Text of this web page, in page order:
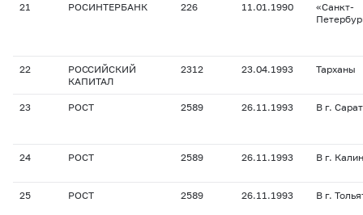
21 РОСИНТЕРБАНК 226 11.01.1990
«Санкт-
22
РОССИЙСКИЙ
КАПИТАЛ
2312 23.04.1993 Тарханы
23 РОСТ 2589 26.11.1993 В г.
24 РОСТ 2589 26.11.1993 В г.
25 РОСТ 2589 26.11.1993 В г.